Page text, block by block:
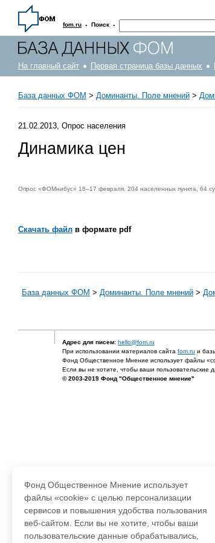
fom.ru · Поиск ·
На главный сайт Первая страница базы данных
База данных ФОМ > Доминанты. Поле мнений >
21.02.2013, Опрос населения
Динамика цен
Опрос «ФОМнибус» 16–17 февраля. 204 населенных пункта, 64
Скачать файл в формате pdf
База данных ФОМ > Доминанты. Поле мнений >
Адрес для писем: hello@fom.ru
При использовании материалов сайта fom.ru и
Фонд Общественное Мнение использует файлы
Если вы не хотите, чтобы ваши пользовательские
© 2003-2019 Фонд "Общественное мнение"
Фонд Общественное Мнение использует
файлы «cookie» с целью персонализации
сервисов и повышения удобства пользования
веб-сайтом. Если вы не хотите, чтобы ваши
пользовательские данные обрабатывались,